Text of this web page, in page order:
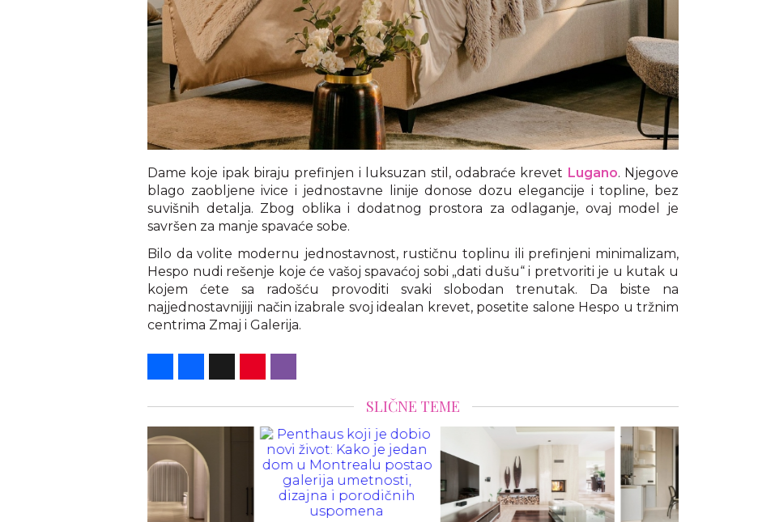
Dame koje ipak biraju prefinjen i luksuzan stil, odabraće krevet Lugano. Njegove
blago zaobljene ivice i jednostavne linije donose dozu elegancije i topline, bez
suvišnih detalja. Zbog oblika i dodatnog prostora za odlaganje, ovaj model je
savršen za manje spavaće sobe.
Bilo da volite modernu jednostavnost, rustičnu toplinu ili prefinjeni minimalizam,
Hespo nudi rešenje koje će vašoj spavaćoj sobi „dati dušu“ i pretvoriti je u kutak u
kojem ćete sa radošću provoditi svaki slobodan trenutak. Da biste na
najjednostavnijiji način izabrale svoj idealan krevet, posetite salone Hespo u tržnim
centrima Zmaj i Galerija.
SLIČNE TEME